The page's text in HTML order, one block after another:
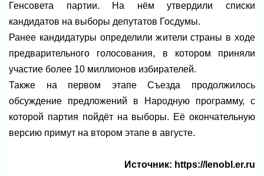
Генсовета партии. На нём утвердили списки
кандидатов на выборы депутатов Госдумы.
Ранее кандидатуры определили жители страны в ходе
предварительного голосования, в котором приняли
участие более 10 миллионов избирателей.
Также на первом этапе Съезда продолжилось
обсуждение предложений в Народную программу, с
которой партия пойдёт на выборы. Её окончательную
версию примут на втором этапе в августе.
Источник: https://lenobl.er.ru